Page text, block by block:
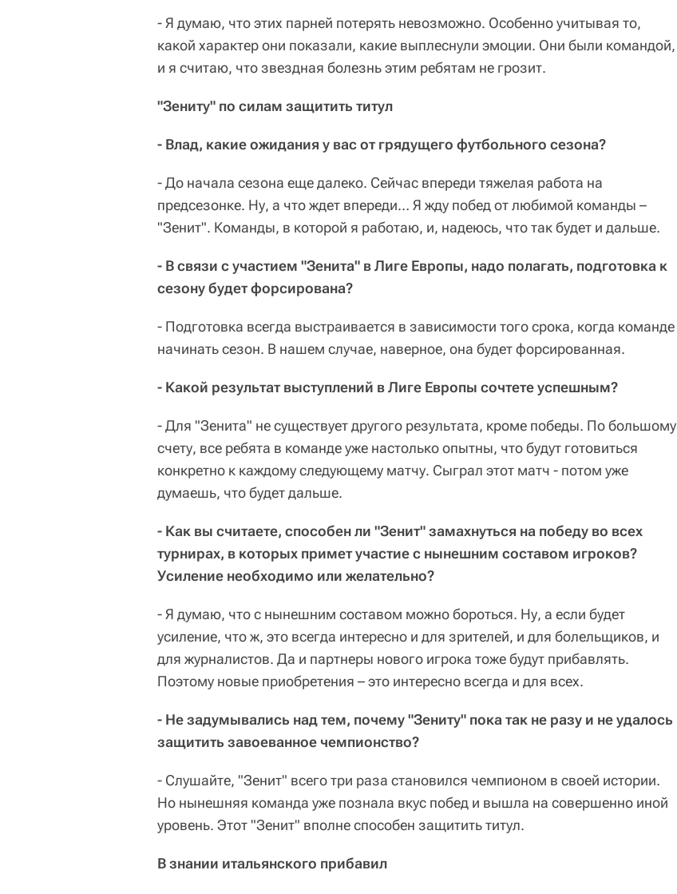
- Я думаю, что этих парней потерять невозможно. Особенно учитывая то,
какой характер они показали, какие выплеснули эмоции. Они были командой,
и я считаю, что звездная болезнь этим ребятам не грозит.
"Зениту" по силам защитить титул
- Влад, какие ожидания у вас от грядущего футбольного сезона?
- До начала сезона еще далеко. Сейчас впереди тяжелая работа на
предсезонке. Ну, а что ждет впереди… Я жду побед от любимой команды –
"Зенит". Команды, в которой я работаю, и, надеюсь, что так будет и дальше.
- В связи с участием "Зенита" в Лиге Европы, надо полагать, подготовка к
сезону будет форсирована?
- Подготовка всегда выстраивается в зависимости того срока, когда команде
начинать сезон. В нашем случае, наверное, она будет форсированная.
- Какой результат выступлений в Лиге Европы сочтете успешным?
- Для "Зенита" не существует другого результата, кроме победы. По большому
счету, все ребята в команде уже настолько опытны, что будут готовиться
конкретно к каждому следующему матчу. Сыграл этот матч - потом уже
думаешь, что будет дальше.
- Как вы считаете, способен ли "Зенит" замахнуться на победу во всех
турнирах, в которых примет участие с нынешним составом игроков?
Усиление необходимо или желательно?
- Я думаю, что с нынешним составом можно бороться. Ну, а если будет
усиление, что ж, это всегда интересно и для зрителей, и для болельщиков, и
для журналистов. Да и партнеры нового игрока тоже будут прибавлять.
Поэтому новые приобретения – это интересно всегда и для всех.
- Не задумывались над тем, почему "Зениту" пока так не разу и не удалось
защитить завоеванное чемпионство?
- Слушайте, "Зенит" всего три раза становился чемпионом в своей истории.
Но нынешняя команда уже познала вкус побед и вышла на совершенно иной
уровень. Этот "Зенит" вполне способен защитить титул.
В знании итальянского прибавил